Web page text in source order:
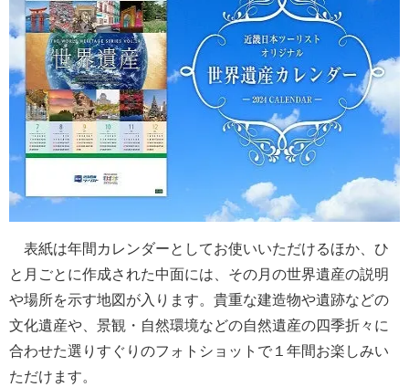
表紙は年間カレンダーとしてお使いいただけるほか、ひ
と月ごとに作成された中面には、その月の世界遺産の説明
や場所を示す地図が入ります。貴重な建造物や遺跡などの
文化遺産や、景観・自然環境などの自然遺産の四季折々に
合わせた選りすぐりのフォトショットで１年間お楽しみい
ただけます。